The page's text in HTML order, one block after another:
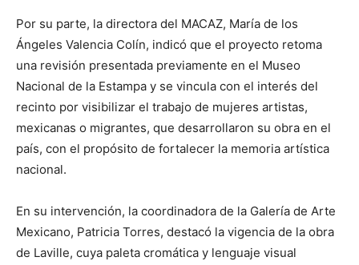
Por su parte, la directora del MACAZ, María de los
Ángeles Valencia Colín, indicó que el proyecto retoma
una revisión presentada previamente en el Museo
Nacional de la Estampa y se vincula con el interés del
recinto por visibilizar el trabajo de mujeres artistas,
mexicanas o migrantes, que desarrollaron su obra en el
país, con el propósito de fortalecer la memoria artística
nacional.
En su intervención, la coordinadora de la Galería de Arte
Mexicano, Patricia Torres, destacó la vigencia de la obra
de Laville, cuya paleta cromática y lenguaje visual